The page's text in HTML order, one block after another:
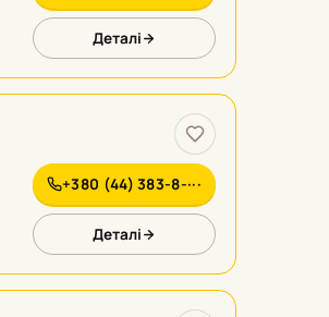
Деталі
+380 (44) 383-8-···
Деталі